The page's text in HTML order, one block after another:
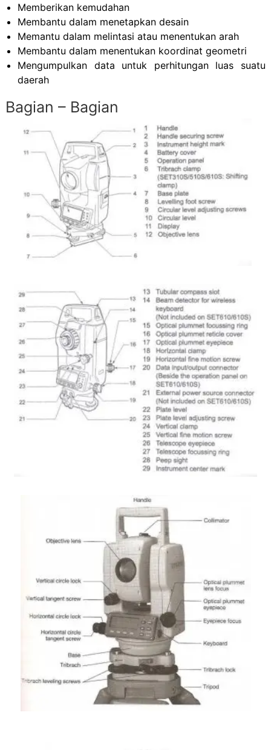
Memberikan kemudahan
Membantu dalam menetapkan desain
Memantu dalam melintasi atau menentukan arah
Membantu dalam menentukan koordinat geometri
Mengumpulkan data untuk perhitungan luas suatu
daerah
Bagian – Bagian